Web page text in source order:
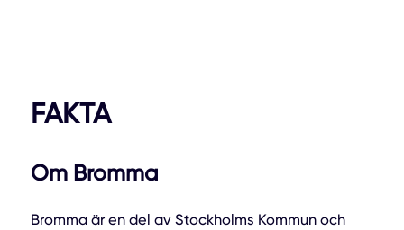
FAKTA
Om Bromma
Bromma är en del av Stockholms Kommun och